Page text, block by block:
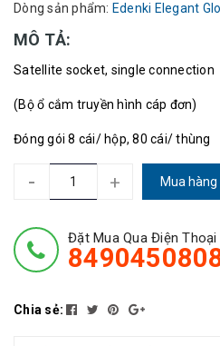
Dòng sản phẩm: Edenki Elegant
MÔ TẢ:
Satellite socket, single connection
(Bộ ổ cắm truyền hình cáp đơn)
Đóng gói 8 cái/ hộp, 80 cái/ thùng
- + Mua
Đặt Mua Qua Điện
Chia sẻ: